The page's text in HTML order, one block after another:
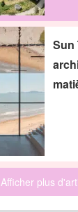
Sun
Afficher plus